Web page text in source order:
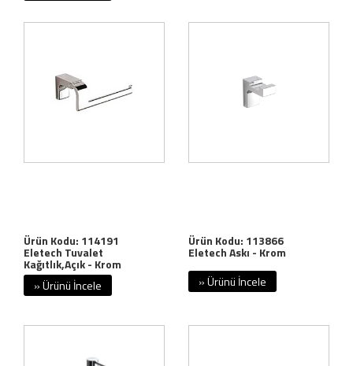
Ürün Kodu: 114191
Eletech Tuvalet
Kağıtlık,Açık - Krom
» Ürünü İncele
Ürün Kodu: 113866
Eletech Askı - Krom
» Ürünü İncele